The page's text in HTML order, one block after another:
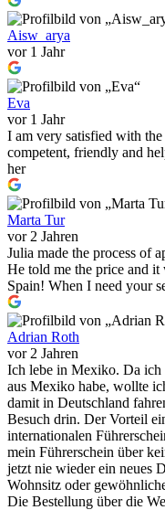
Aisw_arya
vor 1 Jahr
Eva
vor 1 Jahr
I am very satisfied with
competent, friendly and
her
Marta Tur
vor 2 Jahren
Julia made the process of
He told me the price and it
Spain! When I need your
Adrian Roth
vor 2 Jahren
Ich lebe in Mexiko. Da ich
aus Mexiko habe, wollte
damit in Deutschland
Besuch drin. Der Vorteil
internationalen
mein Führerschein über
jetzt nie wieder ein neues
Wohnsitz oder
Die Bestellung über die